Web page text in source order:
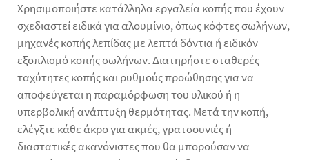
Χρησιμοποιήστε κατάλληλα εργαλεία κοπής που έχουν
σχεδιαστεί ειδικά για αλουμίνιο, όπως κόφτες σωλήνων,
μηχανές κοπής λεπίδας με λεπτά δόντια ή ειδικόν
εξοπλισμό κοπής σωλήνων. Διατηρήστε σταθερές
ταχύτητες κοπής και ρυθμούς προώθησης για να
αποφεύγεται η παραμόρφωση του υλικού ή η
υπερβολική ανάπτυξη θερμότητας. Μετά την κοπή,
ελέγξτε κάθε άκρο για ακμές, γρατσουνιές ή
διαστατικές ακανόνιστες που θα μπορούσαν να